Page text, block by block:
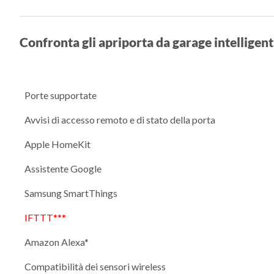
Confronta gli apriporta da garage
Porte supportate
Avvisi di accesso remoto e di stato della porta
Apple HomeKit
Assistente Google
Samsung SmartThings
IFTTT***
Amazon Alexa*
Compatibilità dei sensori wireless